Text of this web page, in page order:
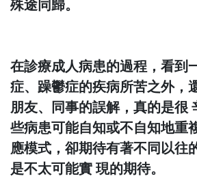
殊途同歸。
在診療成人病患的過程，看到
症、躁鬱症的疾病所苦之外，
朋友、同事的誤解，真的是很
些病患可能自知或不自知地重
應模式，卻期待有著不同以往
是不太可能實 現的期待。